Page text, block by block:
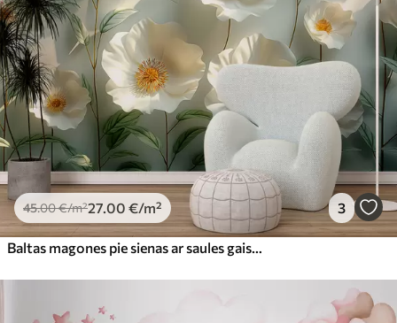
45.00€/m²27 .00 €/m² 3